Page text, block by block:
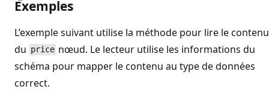
Exemples
L’exemple suivant utilise la méthode pour lire le contenu
du price nœud. Le lecteur utilise les informations du
schéma pour mapper le contenu au type de données
correct.